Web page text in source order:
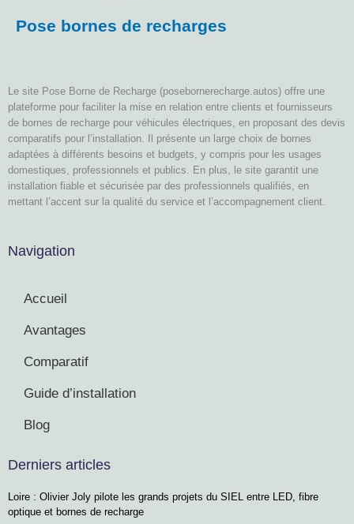
Pose bornes de recharges
Le site Pose Borne de Recharge (posebornerecharge.autos) offre une
plateforme pour faciliter la mise en relation entre clients et fournisseurs
de bornes de recharge pour véhicules électriques, en proposant des devis
comparatifs pour l’installation. Il présente un large choix de bornes
adaptées à différents besoins et budgets, y compris pour les usages
domestiques, professionnels et publics. En plus, le site garantit une
installation fiable et sécurisée par des professionnels qualifiés, en
mettant l’accent sur la qualité du service et l’accompagnement client.
Navigation
Accueil
Avantages
Comparatif
Guide d’installation
Blog
Derniers articles
Loire : Olivier Joly pilote les grands projets du SIEL entre LED, fibre
optique et bornes de recharge